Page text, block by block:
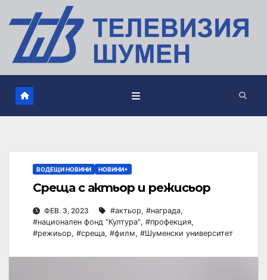
ВОДЕЩИ НОВИНИ НОВИНИ+
Среща с актьор и режисьор
ФЕВ. 3, 2023 #актьор, #награда,
#национален фонд "Култура", #профекция,
#режиьор, #среща, #филм, #Шуменски университет